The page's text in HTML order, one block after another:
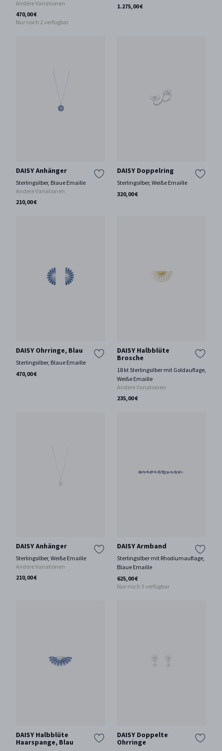
Andere Variationen
470,00 €
Nur noch 2 verfügbar
1.275,00 €
DAISY Anhänger
Sterlingsilber, Blaue Emaille
Andere Variationen
210,00 €
DAISY Doppelring
Sterlingsilber, Weiße Emaille
320,00 €
DAISY Ohrringe, Blau
Sterlingsilber, Blaue Emaille
470,00 €
DAISY Halbblüte
Brosche
18 kt Sterlingsilber mit Goldauflage,
Weiße Emaille
Andere Variationen
235,00 €
DAISY Anhänger
Sterlingsilber, Weiße Emaille
Andere Variationen
210,00 €
DAISY Armband
Sterlingsilber mit Rhodiumauflage,
Blaue Emaille
625,00 €
Nur noch 3 verfügbar
DAISY Halbblüte
Haarspange, Blau
DAISY Doppelte
Ohrringe